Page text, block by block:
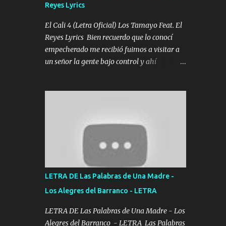
Tomense un buen trago Y así es como
empezamos los versos que voy cantando
(Music) A vido alta y bajas La carreta se
atora Pero nunca le aflojamos Ya me han
pasado cosas Y aunque ustedes no sepan
es...
Reyes Lyrics
El Cali 4 (Letra Oficial) Los Tamayo Feat. El
Reyes Lyrics Bien recuerdo que lo conocí
empecherado me recibió fuimos a visitar a
un señor la gente bajo control y ahí
reglas no secuestr0 no r0bar De La C giró la
orden nos comanda el doble P bien firmes
con Alto PRIETO y la camisa es color Verde y
peleam0s la Bandera por todita a la ciudad
con los drones patrullando la Frontera De
blancas ya hace falta mi APA FLACO verde
se le extraña pa que sepan Aquí Pura GENTE
DE LA RANA 🐸 POR CLAVE ES EL CALI 4
LETRA DE Las Palabras de Una Madre -
Los Alegres del Barranco - LETRA
LETRA DE Las Palabras de Una Madre - Los
Alegres del Barranco - LETRA Las Palabras